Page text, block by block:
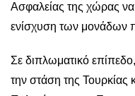
Ασφαλείας της χώρας
ενίσχυση των μονάδων
Σε διπλωματικό
την στάση της Τουρκίας